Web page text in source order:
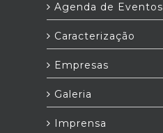
Agenda de Eventos
Caracterização
Empresas
Galeria
Imprensa